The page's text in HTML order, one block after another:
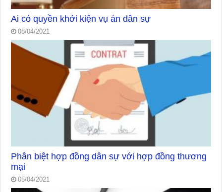
Ai có quyền khởi kiện vụ án dân sự
08/04/2021
Phân biệt hợp đồng dân sự với hợp đồng thương
mại
05/04/2021